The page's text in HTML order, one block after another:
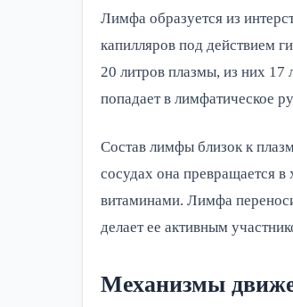
Лимфа образуется из
капилляров под действием
20 литров плазмы, из них 17
попадает в лимфатическое
Состав лимфы близок к
сосудах она превращается
витаминами. Лимфа
делает ее активным
Механизмы